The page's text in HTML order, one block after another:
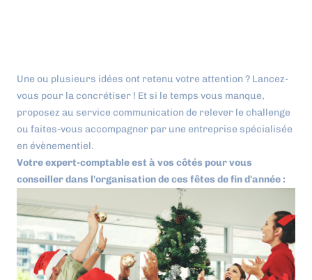
Une ou plusieurs idées ont retenu votre attention ? Lancez-
vous pour la concrétiser ! Et si le temps vous manque,
proposez au service communication de relever le challenge
ou faites-vous accompagner par une entreprise spécialisée
en évènementiel.
Votre expert-comptable est à vos côtés pour vous
conseiller dans l'organisation de ces fêtes de fin d'année :